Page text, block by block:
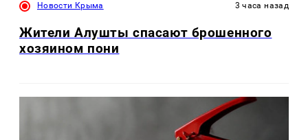
Новости Крыма 3 часа назад
Жители Алушты спасают брошенного
хозяином пони